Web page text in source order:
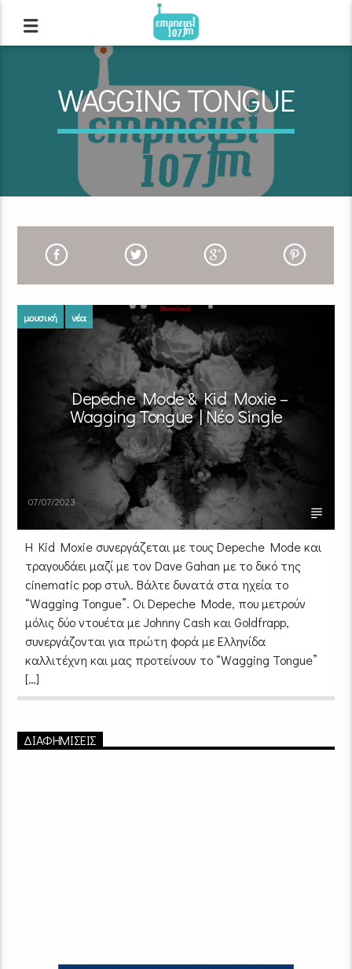
WAGGING TONGUE
μουσική νέα
Depeche Mode & Kid Moxie –
Wagging Tongue | Νέο Single
07/07/2023
H Kid Moxie συνεργάζεται με τους Depeche Mode και
τραγουδάει μαζί με τον Dave Gahan με το δικό της
cinematic pop στυλ. Βάλτε δυνατά στα ηχεία το
“Wagging Tongue”. Οι Depeche Mode, που μετρούν
μόλις δύο ντουέτα με Johnny Cash και Goldfrapp,
συνεργάζονται για πρώτη φορά με Ελληνίδα
καλλιτέχνη και μας προτείνουν το “Wagging Tongue”
[…]
ΔΙΑΦΗΜΙΣΕΙΣ